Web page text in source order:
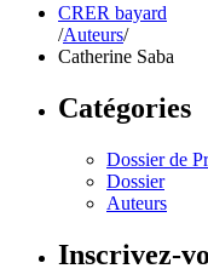
CRER bayard
/Auteurs/
Catherine Saba
Catégories
Dossier de
Dossier
Auteurs
Inscrivez-